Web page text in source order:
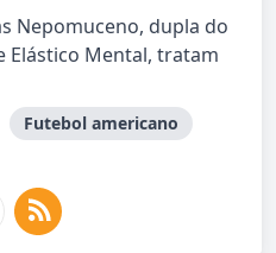
Nepomuceno, dupla do
Elástico Mental, tratam
Futebol americano